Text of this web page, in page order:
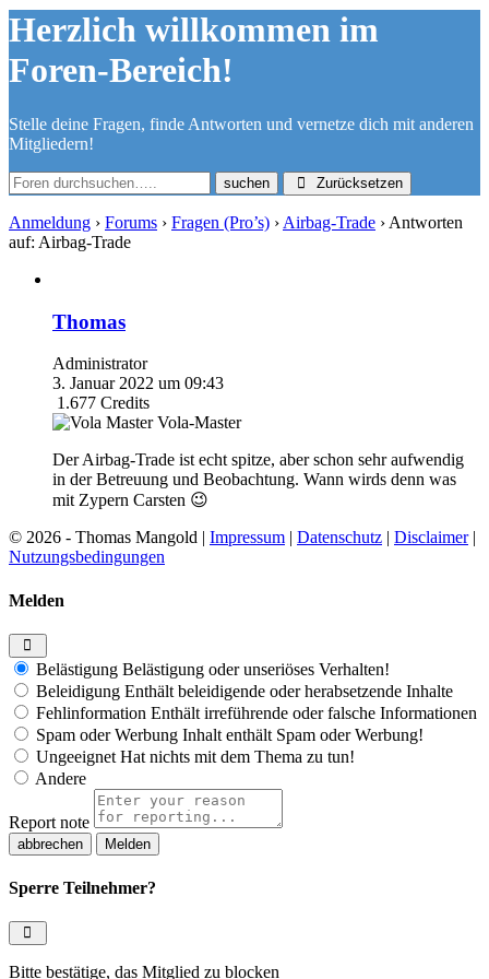
Herzlich willkommen im
Foren-Bereich!
Stelle deine Fragen, finde Antworten und vernetze dich mit anderen
Mitgliedern!
Zurücksetzen
Anmeldung › Forums › Fragen (Pro’s) › Airbag-Trade › Antworten
auf: Airbag-Trade
Thomas
Administrator
3. Januar 2022 um 09:43
1.677 Credits
Vola-Master
Der Airbag-Trade ist echt spitze, aber schon sehr aufwendig
in der Betreuung und Beobachtung. Wann wirds denn was
mit Zypern Carsten 😉
© 2026 - Thomas Mangold | Impressum | Datenschutz | Disclaimer|
Nutzungsbedingungen
Melden
Belästigung Belästigung oder unseriöses Verhalten!
Beleidigung Enthält beleidigende oder herabsetzende Inhalte
Fehlinformation Enthält irreführende oder falsche Informationen
Spam oder Werbung Inhalt enthält Spam oder Werbung!
Ungeeignet Hat nichts mit dem Thema zu tun!
Andere
Report note
Melden
Sperre Teilnehmer?
Bitte bestätige, das Mitglied zu blocken